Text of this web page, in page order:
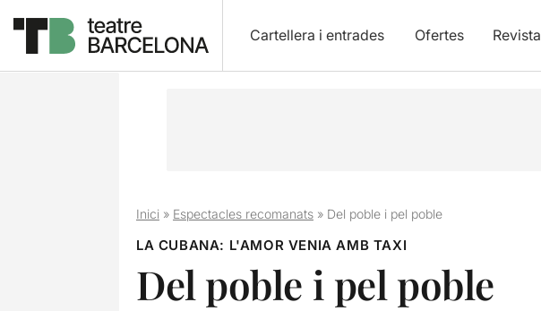
Cartellera i entrades Ofertes Revista
Inici» Espectacles recomanats» Del poble i pel poble
LA CUBANA: L'AMOR VENIA AMB TAXI
Del poble i pel poble